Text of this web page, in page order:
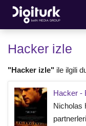
Hacker izle
"Hacker izle" ile ilgili
Hacker -
Nicholas